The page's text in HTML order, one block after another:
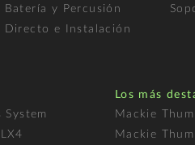
Batería y Percusión
Directo e Instalación
Los más
Mackie
Mackie